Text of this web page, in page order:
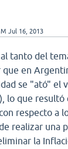
Jul 16, 2013
tanto del
que en
se "ató" el
lo que resultó
respecto a
realizar una
la